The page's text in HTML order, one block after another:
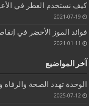
كيف نستخدم العطر في
2021-07-19
فوائد الموز الأخضر في
2021-01-11
آخر المواضيع
الوحدة تهدد الصحة
2025-07-12